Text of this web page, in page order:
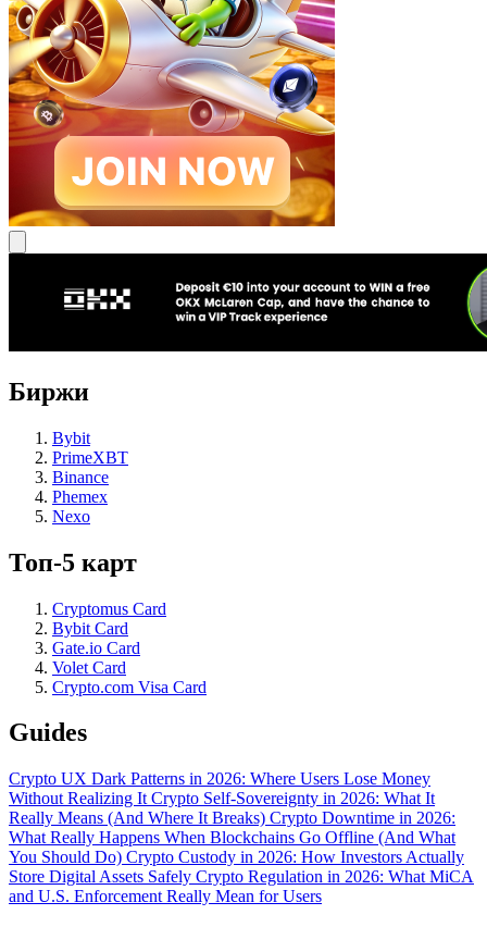
Биржи
Bybit
PrimeXBT
Binance
Phemex
Nexo
Топ-5 карт
Cryptomus Card
Bybit Card
Gate.io Card
Volet Card
Crypto.com Visa Card
Guides
Crypto UX Dark Patterns in 2026: Where Users Lose Money
Without Realizing It Crypto Self-Sovereignty in 2026: What It
Really Means (And Where It Breaks) Crypto Downtime in 2026:
What Really Happens When Blockchains Go Offline (And What
You Should Do) Crypto Custody in 2026: How Investors Actually
Store Digital Assets Safely Crypto Regulation in 2026: What MiCA
and U.S. Enforcement Really Mean for Users